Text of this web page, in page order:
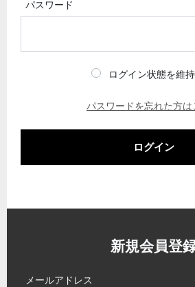
パスワード
ログイン状態を維
パスワードを忘れた方は
ログイン
新規会員登
メールアドレス